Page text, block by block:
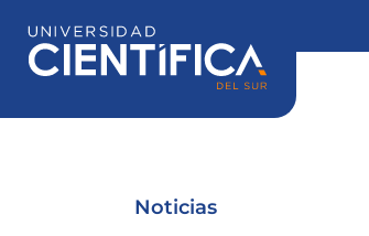
contenido
Noticias